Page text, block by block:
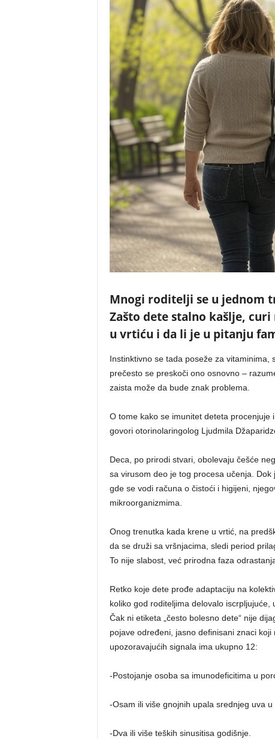
Mnogi roditelji se u jednom
Zašto dete stalno kašlje,
u vrtiću i da li je u pitanju
Instinktivno se tada poseže za vitaminima,
prečesto se preskoči ono osnovno –
zaista može da bude znak problema.
O tome kako se imunitet deteta procenjuje
govori otorinolaringolog Ljudmila
Deca, po prirodi stvari, obolevaju češće
sa virusom deo je tog procesa učenja.
gde se vodi računa o čistoći i higijeni,
mikroorganizmima.
Onog trenutka kada krene u vrtić, na
da se druži sa vršnjacima, sledi period
To nije slabost, već prirodna faza
Retko koje dete prođe adaptaciju na
koliko god roditeljima delovalo
Čak ni etiketa „često bolesno dete“ nije
pojave određeni, jasno definisani znaci
upozoravajućih signala ima ukupno 12:
-Postojanje osoba sa imunodeficitima u
-Osam ili više gnojnih upala srednjeg uva
-Dva ili više teških sinusitisa godišnje.